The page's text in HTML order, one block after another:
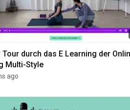
durch das E Learning der
Multi-Style
ago